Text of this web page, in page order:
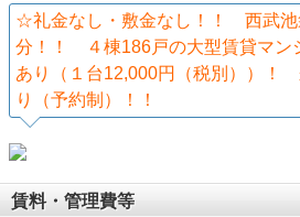
☆礼金なし・敷金なし！！ 西武池
分！！ ４棟186戸の大型賃貸マ
あり（１台12,000円（税別））！
り（予約制）！！
賃料・管理費等